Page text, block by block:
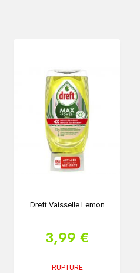
Dreft Vaisselle Lemon
3,99 €
RUPTURE